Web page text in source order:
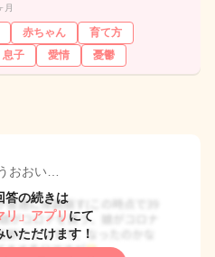
月
赤ちゃん
育て方
息子 愛情 憂鬱
おおい…
答の続きは
リ」アプリ にて
いただけます！